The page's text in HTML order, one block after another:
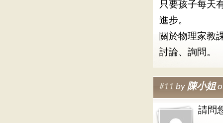
只要孩子每天
進步。
關於物理家教
討論、詢問。
#11 by 陳小姐
請問